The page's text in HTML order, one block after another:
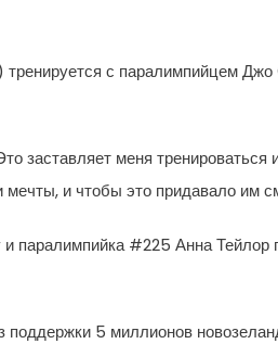
с паралимпийцем
заставляет меня
и чтобы это придавало им
паралимпийка #225 Анна
5 миллионов